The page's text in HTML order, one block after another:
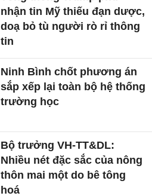
nhận tin Mỹ thiếu đạn dược,
doạ bỏ tù người rò rỉ thông
tin
Ninh Bình chốt phương án
sắp xếp lại toàn bộ hệ thống
trường học
Bộ trưởng VH-TT&DL:
Nhiều nét đặc sắc của nông
thôn mai một do bê tông
hoá